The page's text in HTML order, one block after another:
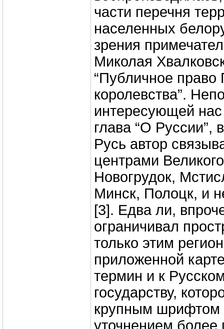
части перечня
населенных
зрения
Миколая
“Публичное право
королевства”.
интересующей
глава “О Руссии”,
Русь автор
центрами
Новогрудок,
Минск, Полоцк, и
[3]. Едва ли,
ограничивал
только этим
приложенной
термин и к
государству,
крупным шрифтом
уточнением